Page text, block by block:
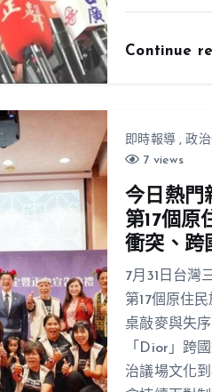
Continue
即時報導,政
7 views
今日熱門
第17個原
衝突、跨
7月31日台灣
第17個原住
桌敲麥與失
「Dior」跨
治議場文化